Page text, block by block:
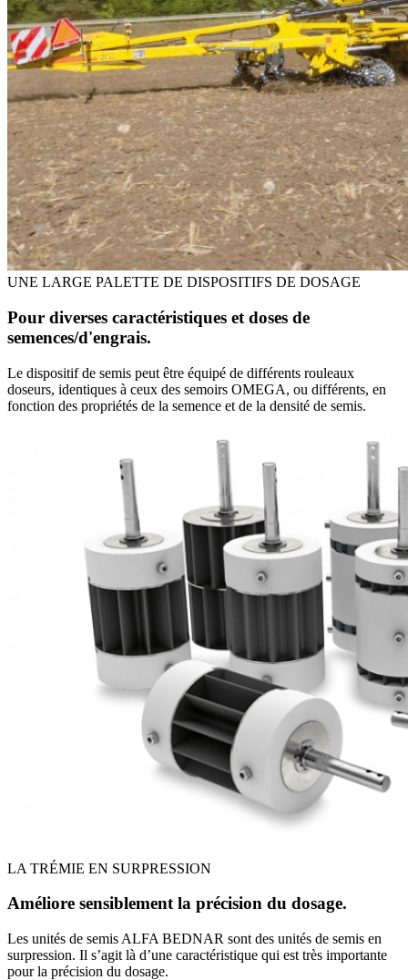
UNE LARGE PALETTE DE DISPOSITIFS DE DOSAGE
Pour diverses caractéristiques et doses de
semences/d'engrais.
Le dispositif de semis peut être équipé de différents rouleaux
doseurs, identiques à ceux des semoirs OMEGA, ou différents, en
fonction des propriétés de la semence et de la densité de semis.
LA TRÉMIE EN SURPRESSION
Améliore sensiblement la précision du dosage.
Les unités de semis ALFA BEDNAR sont des unités de semis en
surpression. Il s’agit là d’une caractéristique qui est très importante
pour la précision du dosage.